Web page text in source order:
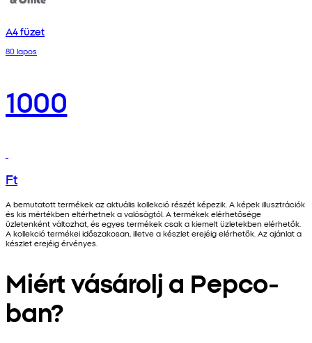
A4 füzet
80 lapos
1000
Ft
A bemutatott termékek az aktuális kollekció részét képezik. A képek illusztrációk
és kis mértékben eltérhetnek a valóságtól. A termékek elérhetősége
üzletenként változhat, és egyes termékek csak a kiemelt üzletekben elérhetők.
A kollekció termékei időszakosan, illetve a készlet erejéig elérhetők. Az ajánlat a
készlet erejéig érvényes.
Miért vásárolj a Pepco-
ban?